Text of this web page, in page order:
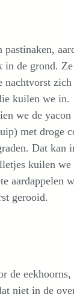
pastinaken,
in de grond.
nachtvorst
kuilen we in.
we de
met droge
Dat kan
kuilen we
aardappelen
gerooid.
niet in de